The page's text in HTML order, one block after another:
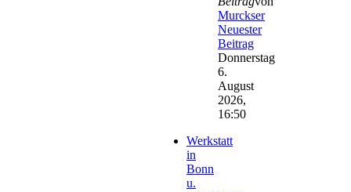
Murckser
Neuester
Beitrag
Donnerstag
6.
August
2026,
16:50
Werkstatt
in
Bonn
u.